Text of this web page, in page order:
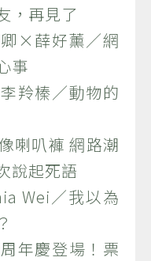
，再見了
×薛好薰／網
事
羚榛／動物的
喇叭褲 網路潮
說起死語
Wei／我以為
年慶登場！票